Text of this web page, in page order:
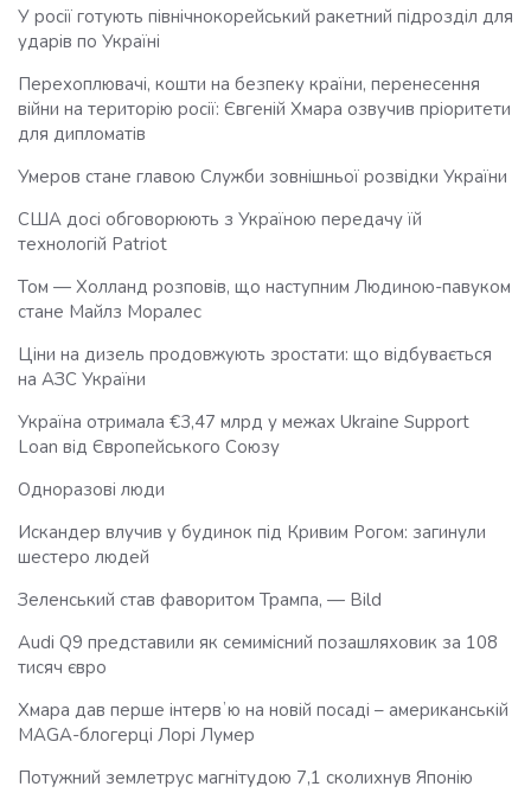
У росії готують північнокорейський ракетний підрозділ для
ударів по Україні
Перехоплювачі, кошти на безпеку країни, перенесення
війни на територію росії: Євгеній Хмара озвучив пріоритети
для дипломатів
Умеров стане главою Служби зовнішньої розвідки України
США досі обговорюють з Україною передачу їй
технологій Patriot
Том — Холланд розповів, що наступним Людиною-павуком
стане Майлз Моралес
Ціни на дизель продовжують зростати: що відбувається
на АЗС України
Україна отримала €3,47 млрд у межах Ukraine Support
Loan від Європейського Союзу
Одноразові люди
Искандер влучив у будинок під Кривим Рогом: загинули
шестеро людей
Зеленський став фаворитом Трампа, — Bild
Audi Q9 представили як семимісний позашляховик за 108
тисяч євро
Хмара дав перше інтервʼю на новій посаді – американській
MAGA-блогерці Лорі Лумер
Потужний землетрус магнітудою 7,1 сколихнув Японію